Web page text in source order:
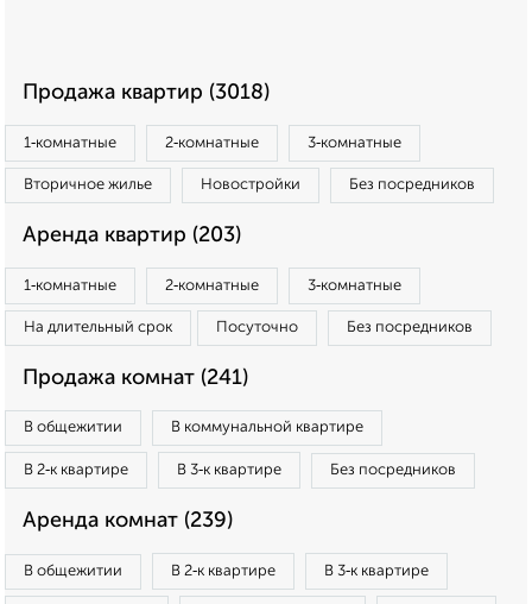
Продажа квартир (3018)
1‑комнатные 2‑комнатные 3‑комнатные
Вторичное жилье Новостройки Без посредников
Аренда квартир (203)
1‑комнатные 2‑комнатные 3‑комнатные
На длительный срок Посуточно Без посредников
Продажа комнат (241)
В общежитии В коммунальной квартире
В 2‑к квартире В 3‑к квартире Без посредников
Аренда комнат (239)
В общежитии В 2‑к квартире В 3‑к квартире